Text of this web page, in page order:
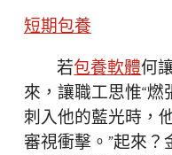
短期包養
若包養軟體何
來，讓職工思惟“
刺入他的藍光時，
審視衝擊。”起來？